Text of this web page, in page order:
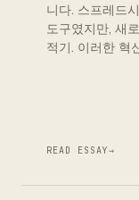
니다. 스프레드
도구였지만, 새
적기. 이러한 혁
READ ESSAY→